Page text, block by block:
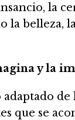
la
la belleza,
y la
de
que se